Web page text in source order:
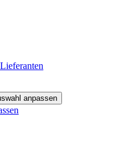
anpassen